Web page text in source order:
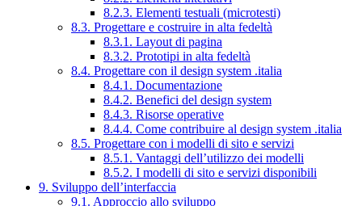
8.2.3. Elementi testuali (microtesti)
8.3. Progettare e costruire in alta fedeltà
8.3.1. Layout di pagina
8.3.2. Prototipi in alta fedeltà
8.4. Progettare con il design system .italia
8.4.1. Documentazione
8.4.2. Benefici del design system
8.4.3. Risorse operative
8.4.4. Come contribuire al design system .italia
8.5. Progettare con i modelli di sito e servizi
8.5.1. Vantaggi dell’utilizzo dei modelli
8.5.2. I modelli di sito e servizi disponibili
9. Sviluppo dell’interfaccia
9.1. Approccio allo sviluppo